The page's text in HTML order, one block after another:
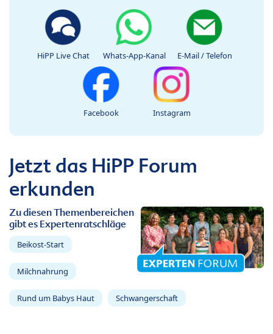
HiPP Live Chat Whats-App-Kanal E-Mail / Telefon
Facebook Instagram
Jetzt das HiPP Forum
erkunden
Zu diesen Themenbereichen
gibt es Expertenratschläge
Beikost-Start
Milchnahrung
Rund um Babys Haut Schwangerschaft